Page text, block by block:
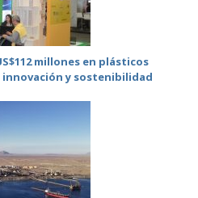
millones en plásticos
y sostenibilidad